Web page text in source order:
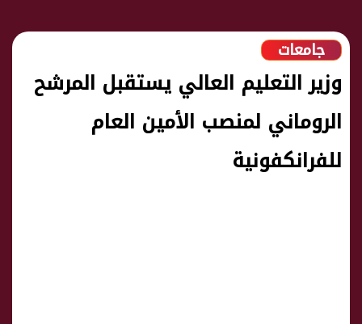
جامعات
وزير التعليم العالي يستقبل المرشح
الروماني لمنصب الأمين العام
للفرانكفونية